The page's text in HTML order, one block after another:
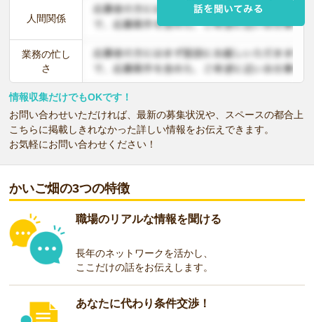
人間関係
業務の忙し
さ
情報収集だけでもOKです！
お問い合わせいただければ、最新の募集状況や、スペースの都合上
こちらに掲載しきれなかった詳しい情報をお伝えできます。
お気軽にお問い合わせください！
かいご畑の3つの特徴
職場のリアルな情報を聞ける
長年のネットワークを活かし、
ここだけの話をお伝えします。
あなたに代わり条件交渉！